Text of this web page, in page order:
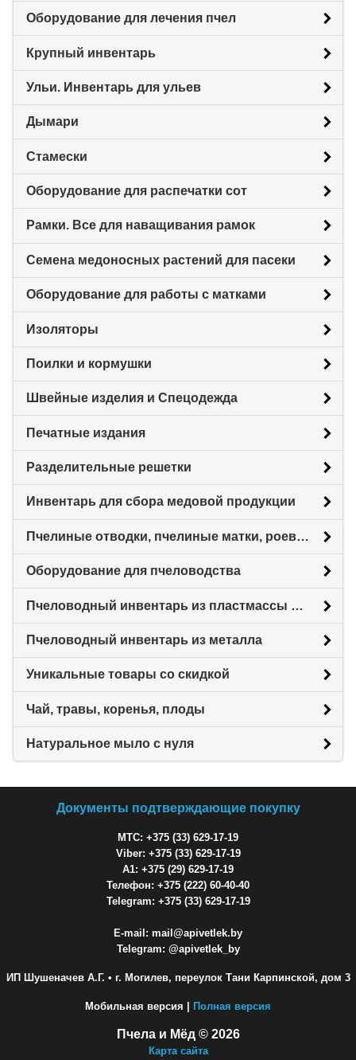
Оборудование для лечения пчел
Крупный инвентарь
Ульи. Инвентарь для ульев
Дымари
Стамески
Оборудование для распечатки сот
Рамки. Все для наващивания рамок
Семена медоносных растений для пасеки
Оборудование для работы с матками
Изоляторы
Поилки и кормушки
Швейные изделия и Спецодежда
Печатные издания
Разделительные решетки
Инвентарь для сбора медовой продукции
Пчелиные отводки, пчелиные матки, роевни
Оборудование для пчеловодства
Пчеловодный инвентарь из пластмассы для пасеки
Пчеловодный инвентарь из металла
Уникальные товары со скидкой
Чай, травы, коренья, плоды
Натуральное мыло с нуля
Документы подтверждающие покупку
МТС: +375 (33) 629-17-19
Viber: +375 (33) 629-17-19
A1: +375 (29) 629-17-19
Телефон: +375 (222) 60-40-40
Telegram: +375 (33) 629-17-19
E-mail: mail@apivetlek.by
Telegram: @apivetlek_by
ИП Шушеначев А.Г. • г. Могилев, переулок Тани Карпинской, дом 3
Мобильная версия | Полная версия
Пчела и Мёд © 2026
Карта сайта